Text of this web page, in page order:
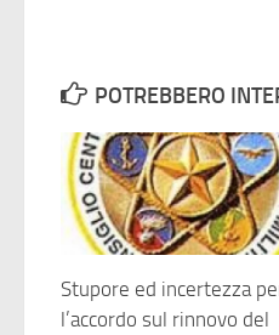
POTREBBERO
Stupore ed incertezza
l’accordo sul rinnovo del